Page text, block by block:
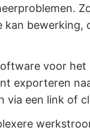
bewerking,
voor
exporteren
via een link of